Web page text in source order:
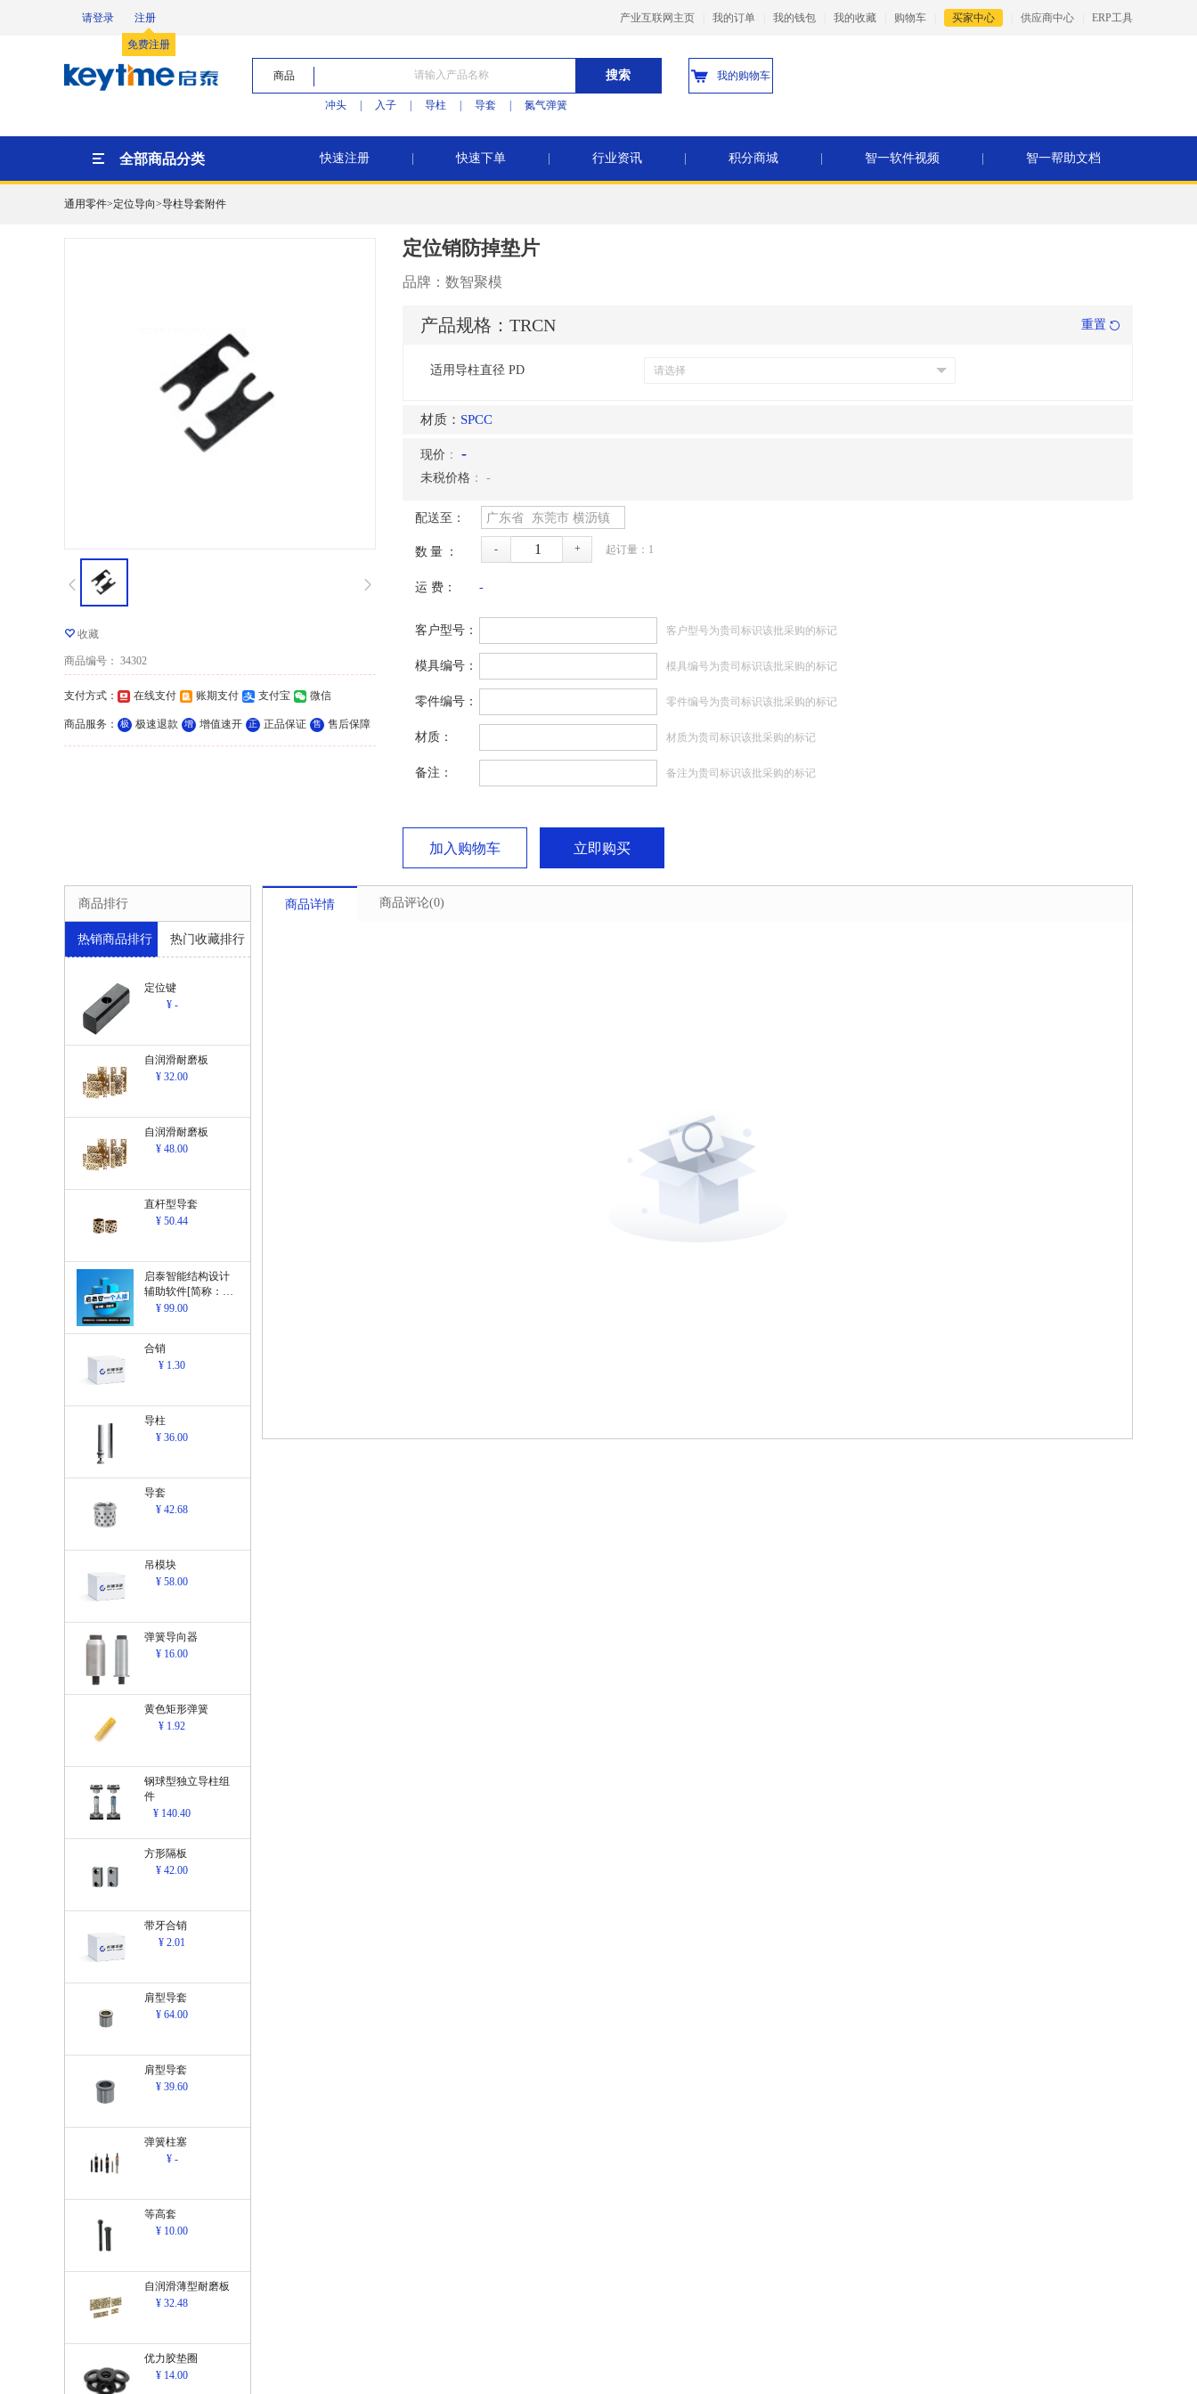
请登录 注册
免费注册
产业互联网主页 我的订单 我的钱包 我的收藏 购物车 买家中心 供应商中心 ERP工具
商品 搜索
冲头 入子 导柱 导套 氮气弹簧
我的购物车
全部商品分类 快速注册 快速下单 行业资讯 积分商城 智一软件视频 智一帮助文档
通用零件>定位导向>导柱导套附件
收藏
商品编号 ： 34302
支付方式 ： 在线支付 账期支付 支付宝 微信
商品服务 ： 极 极速退款 增 增值速开 正 正品保证 售 售后保障
定位销防掉垫片
品牌： 数智聚模
产品规格： TRCN 重置
适用导柱直径 PD
材质： SPCC
现价 ： -
未税价格 ： -
配送至： 广东省 东莞市 横沥镇
数量： - + 起订量： 1
运 费： -
客户型号： 客户型号为贵司标识该批采购的标记
模具编号： 模具编号为贵司标识该批采购的标记
零件编号： 零件编号为贵司标识该批采购的标记
材质： 材质为贵司标识该批采购的标记
备注： 备注为贵司标识该批采购的标记
加入购物车 立即购买
商品排行
热销商品排行 热门收藏排行
定位键
¥ -
自润滑耐磨板
¥ 32.00
自润滑耐磨板
¥ 48.00
直杆型导套
¥ 50.44
启泰智能结构设计
辅助软件[简称：结
构设计辅助软
¥ 99.00
合销
¥ 1.30
导柱
¥ 36.00
导套
¥ 42.68
吊模块
¥ 58.00
弹簧导向器
¥ 16.00
黄色矩形弹簧
¥ 1.92
钢球型独立导柱组
件
¥ 140.40
方形隔板
¥ 42.00
带牙合销
¥ 2.01
肩型导套
¥ 64.00
肩型导套
¥ 39.60
弹簧柱塞
¥ -
等高套
¥ 10.00
自润滑薄型耐磨板
¥ 32.48
优力胶垫圈
¥ 14.00
商品详情 商品评论(0)